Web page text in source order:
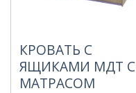
КРОВАТЬ С
ЯЩИКАМИ МДТ С
МАТРАСОМ